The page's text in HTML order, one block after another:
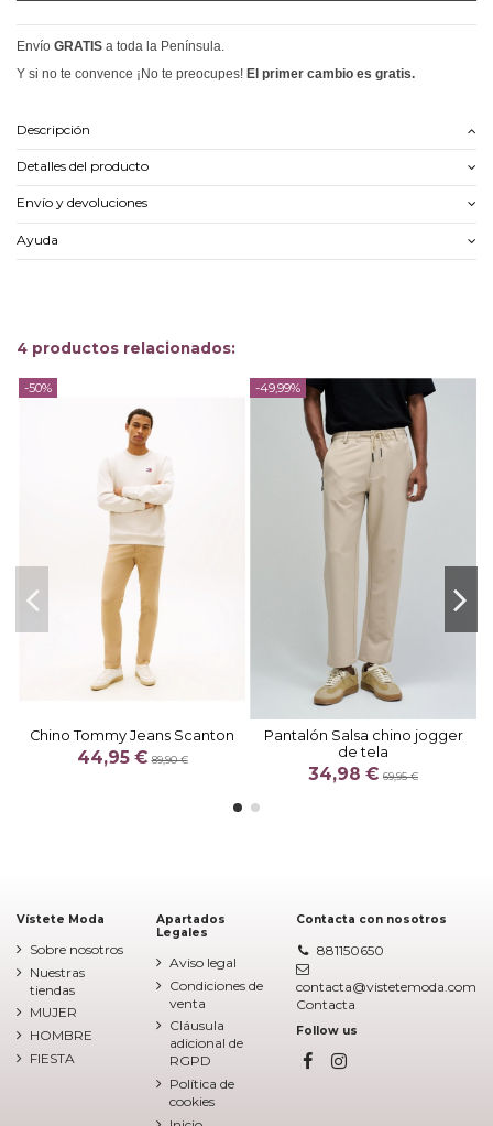
Envío GRATIS a toda la Península.
Y si no te convence ¡No te preocupes! El primer cambio es gratis.
Descripción
Detalles del producto
Envío y devoluciones
Ayuda
4 productos relacionados:
-50%
Chino Tommy Jeans Scanton
44,95 €89,90 €
-49,99%
Pantalón Salsa chino jogger
de tela
34,98 € 69,95 €
Vístete Moda
Sobre nosotros
Nuestras
tiendas
MUJER
HOMBRE
FIESTA
Apartados
Legales
Aviso legal
Condiciones de
venta
Cláusula
adicional de
RGPD
Política de
cookies
Contacta con nosotros
881150650
contacta@vistetemoda.com
Contacta
Follow us